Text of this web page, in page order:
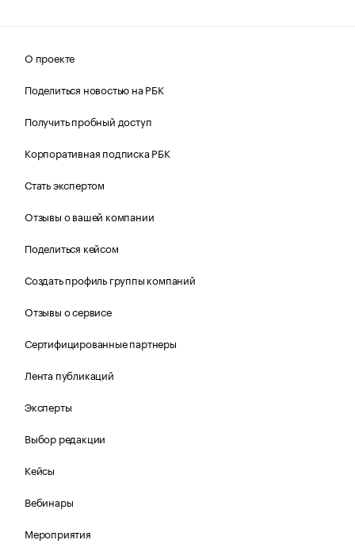
О проекте
Поделиться новостью на РБК
Получить пробный доступ
Корпоративная подписка РБК
Стать экспертом
Отзывы о вашей компании
Поделиться кейсом
Создать профиль группы компаний
Отзывы о сервисе
Сертифицированные партнеры
Лента публикаций
Эксперты
Выбор редакции
Кейсы
Вебинары
Мероприятия